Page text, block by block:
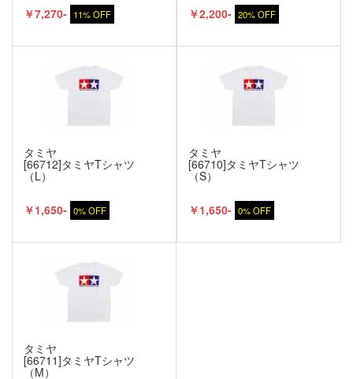
￥7,270- 11% OFF ￥2,200- 20% OFF
タミヤ
[66712]タミヤTシャツ
（L）
￥1,650- 0% OFF
タミヤ
[66710]タミヤTシャツ
（S）
￥1,650- 0% OFF
タミヤ
[66711]タミヤTシャツ
（M）